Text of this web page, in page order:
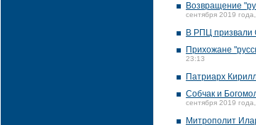
Возвращение
сентября 2019
В РПЦ призвали
Прихожане
23:13
Патриарх
Собчак и
сентября 2019
Митрополит